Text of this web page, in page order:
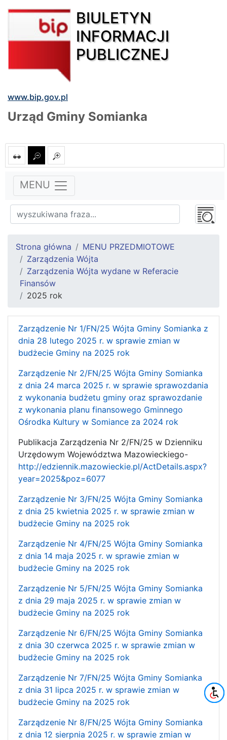
BIULETYN
INFORMACJI
PUBLICZNEJ
www.bip.gov.pl
Urząd Gminy Somianka
MENU
Strona główna
MENU PRZEDMIOTOWE
Zarządzenia Wójta
Zarządzenia Wójta wydane w Referacie
Finansów
2025 rok
Zarządzenie Nr 1/FN/25 Wójta Gminy Somianka z
dnia 28 lutego 2025 r. w sprawie zmian w
budżecie Gminy na 2025 rok
Zarządzenie Nr 2/FN/25 Wójta Gminy Somianka
z dnia 24 marca 2025 r. w sprawie sprawozdania
z wykonania budżetu gminy oraz sprawozdanie
z wykonania planu finansowego Gminnego
Ośrodka Kultury w Somiance za 2024 rok
Publikacja Zarządzenia Nr 2/FN/25 w Dzienniku
Urzędowym Województwa Mazowieckiego-
http://edziennik.mazowieckie.pl/ActDetails.aspx?
year=2025&poz=6077
Zarządzenie Nr 3/FN/25 Wójta Gminy Somianka
z dnia 25 kwietnia 2025 r. w sprawie zmian w
budżecie Gminy na 2025 rok
Zarządzenie Nr 4/FN/25 Wójta Gminy Somianka
z dnia 14 maja 2025 r. w sprawie zmian w
budżecie Gminy na 2025 rok
Zarządzenie Nr 5/FN/25 Wójta Gminy Somianka
z dnia 29 maja 2025 r. w sprawie zmian w
budżecie Gminy na 2025 rok
Zarządzenie Nr 6/FN/25 Wójta Gminy Somianka
z dnia 30 czerwca 2025 r. w sprawie zmian w
budżecie Gminy na 2025 rok
Zarządzenie Nr 7/FN/25 Wójta Gminy Somianka
z dnia 31 lipca 2025 r. w sprawie zmian w
budżecie Gminy na 2025 rok
Zarządzenie Nr 8/FN/25 Wójta Gminy Somianka
z dnia 12 sierpnia 2025 r. w sprawie zmian w